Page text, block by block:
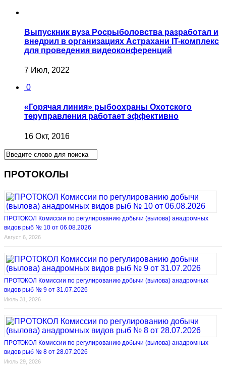
Выпускник вуза Росрыболовства разработал и
внедрил в организациях Астрахани IT-комплекс
для проведения видеоконференций
7 Июл, 2022
0
«Горячая линия» рыбоохраны Охотского
теруправления работает эффективно
16 Окт, 2016
ПРОТОКОЛЫ
ПРОТОКОЛ Комиссии по регулированию добычи (вылова) анадромных
видов рыб № 10 от 06.08.2026
Август 6, 2026
ПРОТОКОЛ Комиссии по регулированию добычи (вылова) анадромных
видов рыб № 9 от 31.07.2026
Июль 31, 2026
ПРОТОКОЛ Комиссии по регулированию добычи (вылова) анадромных
видов рыб № 8 от 28.07.2026
Июль 29, 2026